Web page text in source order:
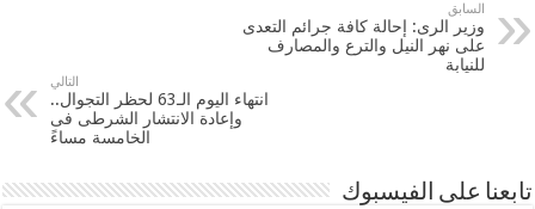
السابق
وزير الرى: إحالة كافة جرائم التعدى
على نهر النيل والترع والمصارف
للنيابة
التالي
انتهاء اليوم الـ63 لحظر التجوال..
وإعادة الانتشار الشرطى فى
الخامسة مساءً
تابعنا على الفيسبوك